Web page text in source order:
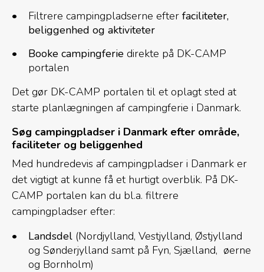
Filtrere campingpladserne efter faciliteter,
beliggenhed og aktiviteter
Booke campingferie direkte på DK-CAMP
portalen
Det gør DK-CAMP portalen til et oplagt sted at
starte planlægningen af campingferie i Danmark.
Søg campingpladser i Danmark efter område,
faciliteter og beliggenhed
Med hundredevis af campingpladser i Danmark er
det vigtigt at kunne få et hurtigt overblik. På DK-
CAMP portalen kan du bl.a. filtrere
campingpladser efter:
Landsdel (Nordjylland, Vestjylland, Østjylland
og Sønderjylland samt på Fyn, Sjælland, øerne
og Bornholm)